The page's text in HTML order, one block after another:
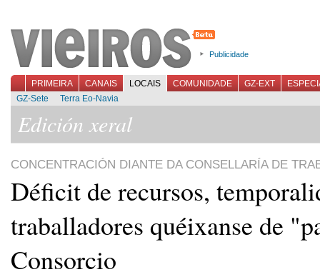
Publicidade
PRIMEIRA CANAIS LOCAIS COMUNIDADE GZ-EXT
GZ-Sete
Terra Eo-Navia
Edición xeral
CONCENTRACIÓN DIANTE DA CONSELLARÍA DE
Déficit de recursos,
traballadores quéixanse de
Consorcio